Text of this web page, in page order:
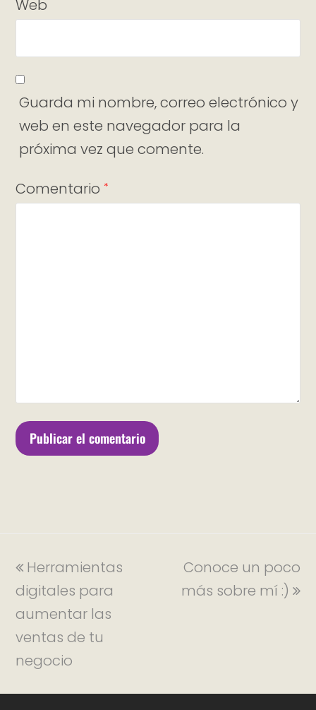
Web
Guarda mi nombre, correo electrónico y
web en este navegador para la
próxima vez que comente.
Comentario *
Herramientas
digitales para
aumentar las
ventas de tu
negocio
Conoce un poco
más sobre mí :)